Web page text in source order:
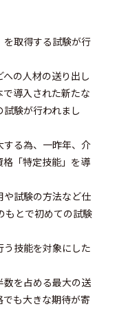
を取得する試験が行
の人材の送り出し
導入された新たな
験が行われまし
する為、一昨年、介
「特定技能」を導
や試験の方法など仕
もとで初めての試験
技能を対象にした
数を占める最大の送
も大きな期待が寄